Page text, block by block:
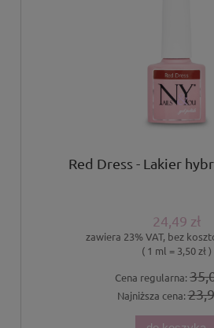
Red Dress - Lakier
24,49 zł
zawiera 23% VAT, bez
( 1 ml = 3,50 zł )
Cena regularna:
Najniższa cena: